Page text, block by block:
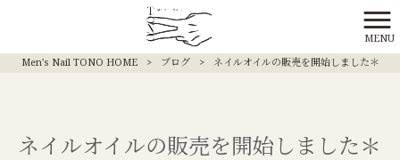
MENU
Men's Nail TONO HOME > ブログ > ネイルオイルの販売を開始しました＊
ネイルオイルの販売を開始しました＊